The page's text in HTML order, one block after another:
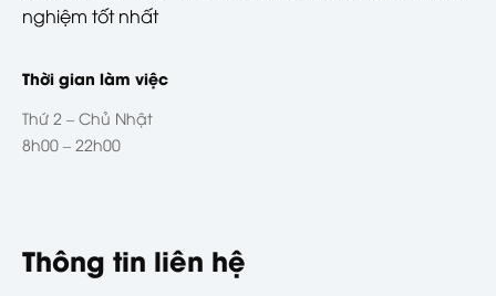
nghiệm tốt nhất
Thời gian làm việc
Thứ 2 – Chủ Nhật
8h00 – 22h00
Thông tin liên hệ